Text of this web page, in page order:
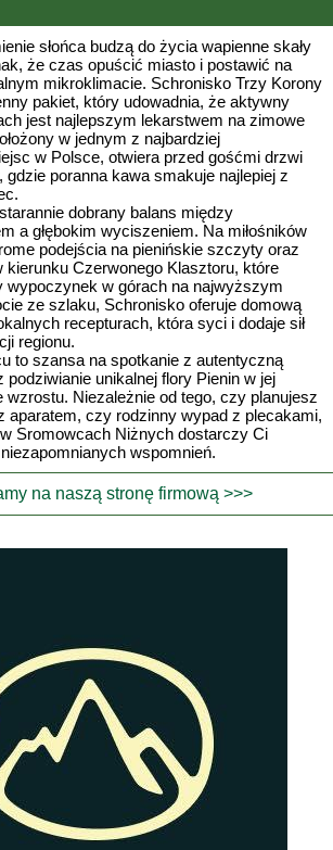
słońca budzą do życia wapienne skały
że czas opuścić miasto i postawić na
mikroklimacie. Schronisko Trzy Korony
pakiet, który udowadnia, że aktywny
jest najlepszym lekarstwem na zimowe
w jednym z najbardziej
w Polsce, otwiera przed gośćmi drzwi
gdzie poranna kawa smakuje najlepiej z
dobrany balans między
a głębokim wyciszeniem. Na miłośników
podejścia na pienińskie szczyty oraz
kierunku Czerwonego Klasztoru, które
wypoczynek w górach na najwyższym
ze szlaku, Schronisko oferuje domową
recepturach, która syci i dodaje sił
regionu.
to szansa na spotkanie z autentyczną
podziwianie unikalnej flory Pienin w jej
wzrostu. Niezależnie od tego, czy planujesz
aparatem, czy rodzinny wypad z plecakami,
Sromowcach Niżnych dostarczy Ci
wspomnień.
na naszą stronę firmową >>>